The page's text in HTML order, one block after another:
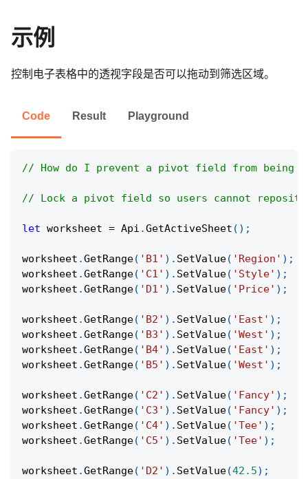
示例
控制电子表格中的透视字段是否可以拖动到筛选区域。
Code Result Playground
// How do I prevent a pivot field from being
// Lock a pivot field so users cannot
let worksheet = Api .GetActiveSheet ( ) ;
worksheet .GetRange( 'B1' ) . SetValue( 'Region' ) ;
worksheet .GetRange( 'C1' ) . SetValue( 'Style' ) ;
worksheet .GetRange( 'D1' ) . SetValue( 'Price' ) ;
worksheet .GetRange( 'B2' ) . SetValue( 'East' ) ;
worksheet .GetRange( 'B3' ) . SetValue( 'West' ) ;
worksheet .GetRange( 'B4' ) . SetValue( 'East' ) ;
worksheet .GetRange( 'B5' ) . SetValue( 'West' ) ;
worksheet .GetRange( 'C2' ) . SetValue( 'Fancy' ) ;
worksheet .GetRange( 'C3' ) . SetValue( 'Fancy' ) ;
worksheet .GetRange( 'C4' ) . SetValue( 'Tee' ) ;
worksheet .GetRange( 'C5' ) . SetValue( 'Tee' ) ;
worksheet .GetRange( 'D2' ) . SetValue(42.5) ;